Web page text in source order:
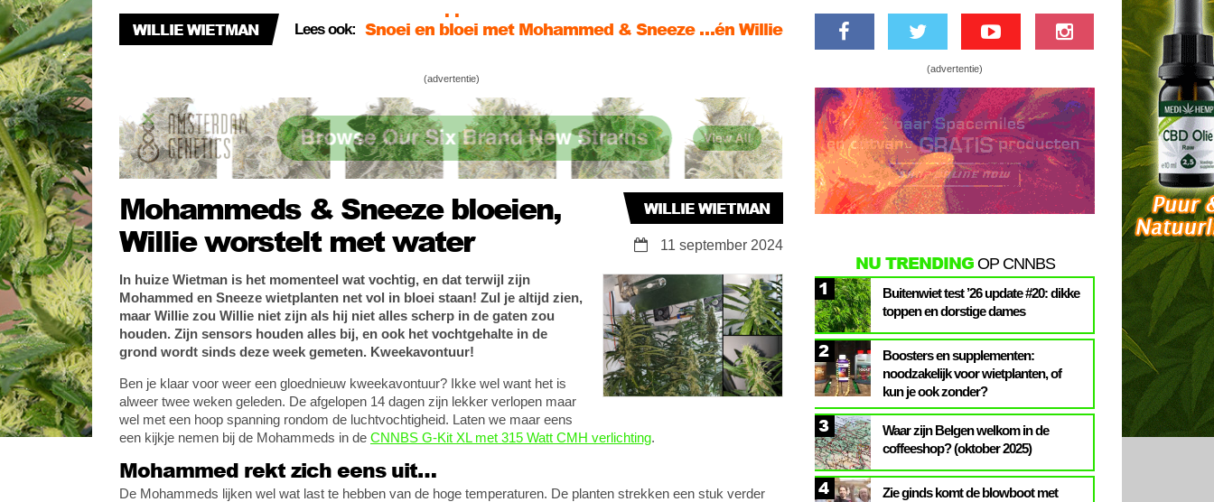
WILLIE WIETMAN Lees ook:
Wietman!
Een nieuwe bulb, enorme Mohammeds & dikke
Sneeze toppen
(advertentie)
Mohammeds & Sneeze bloeien,
Willie worstelt met water
WILLIE WIETMAN
11 september 2024
In huize Wietman is het momenteel wat vochtig, en dat terwijl zijn
Mohammed en Sneeze wietplanten net vol in bloei staan! Zul je altijd zien,
maar Willie zou Willie niet zijn als hij niet alles scherp in de gaten zou
houden. Zijn sensors houden alles bij, en ook het vochtgehalte in de
grond wordt sinds deze week gemeten. Kweekavontuur!
Ben je klaar voor weer een gloednieuw kweekavontuur? Ikke wel want het is
alweer twee weken geleden. De afgelopen 14 dagen zijn lekker verlopen maar
wel met een hoop spanning rondom de luchtvochtigheid. Laten we maar eens
een kijkje nemen bij de Mohammeds in de CNNBS G-Kit XL met 315 Watt CMH verlichting.
Mohammed rekt zich eens uit…
De Mohammeds lijken wel wat last te hebben van de hoge temperaturen. De planten strekken een stuk verder
(advertentie)
NU TRENDINGOP CNNBS
1
Buitenwiet test ’26 update #20: dikke
toppen en dorstige dames
2
Boosters en supplementen:
noodzakelijk voor wietplanten, of
kun je ook zonder?
3
Waar zijn Belgen welkom in de
coffeeshop? (oktober 2025)
4
Zie ginds komt de blowboot met